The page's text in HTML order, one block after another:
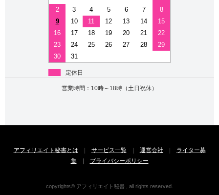
2
3 4 5 6 7
8
9
10 11 12 13 14
15
16
17 18 19 20 21
22
23
24 25 26 27 28
29
30
31
定休日
営業時間：10時～18時（土日祝休）
アフィリエイト秘書とは | サービス一覧| 運営会社 |
ライター募
集| プライバシーポリシー
copyrights© アフィリエイト秘書 , all rights reserved.